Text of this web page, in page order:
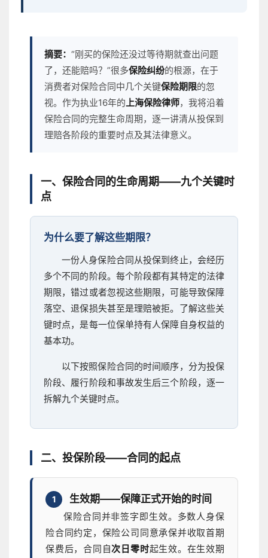
摘要： “刚买的保险还没过等待期就查出问题
了，还能赔吗？”很多保险纠纷的根源，在于
消费者对保险合同中几个关键保险期限的忽
视。作为执业16年的上海保险律师，我将沿着
保险合同的完整生命周期，逐一讲清从投保到
理赔各阶段的重要时点及其法律意义。
一、保险合同的生命周期——九个关键时
点
为什么要了解这些期限？
一份人身保险合同从投保到终止，会经历
多个不同的阶段。每个阶段都有其特定的法律
期限，错过或者忽视这些期限，可能导致保障
落空、退保损失甚至是理赔被拒。了解这些关
键时点，是每一位保单持有人保障自身权益的
基本功。
以下按照保险合同的时间顺序，分为投保
阶段、履行阶段和事故发生后三个阶段，逐一
拆解九个关键时点。
二、投保阶段——合同的起点
1 生效期——保障正式开始的时间
保险合同并非签字即生效。多数人身保
险合同约定，保险公司同意承保并收取首期
保费后，合同自次日零时起生效。在生效期